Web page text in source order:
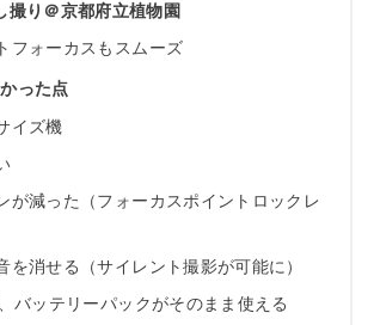
り＠京都府立植物園
フォーカスもスムーズ
った点
イズ機
が減った（フォーカスポイントロックレ
を消せる（サイレント撮影が可能に）
バッテリーパックがそのまま使える